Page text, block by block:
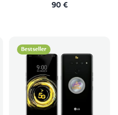
90 €
Bestseller